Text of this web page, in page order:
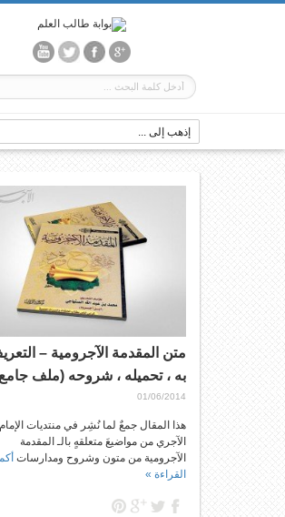
متن المقدمة الآجرومية –
به ، تحميله ، شروحه (ملف
01/06/2014
هذا المقال جمعٌ لما نُشِر في منتديات الإمام
الآجري من مواضيعَ متعلقهٍ بالـ المقدمة
الآجرومية من متون وشروح ومدارسات
القراءة »